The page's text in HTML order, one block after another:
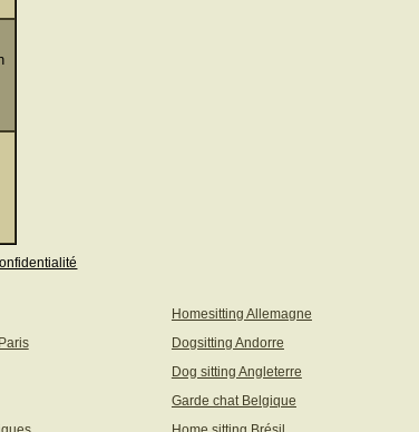
Homesitting Allemagne
Dogsitting Andorre
Dog sitting Angleterre
Garde chat Belgique